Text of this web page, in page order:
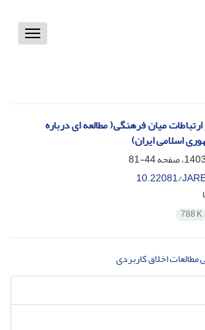
Toggle
میان فرهنگی( مطالعه ای درباره
اسلامی ایران)
44-81
10.22081/
788 K